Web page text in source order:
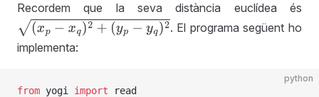
Recordem que la seva distància euclídea és
(xp−xq )2 +(yp−yq )2
. El programa següent ho
implementa:
python
from yogi import read